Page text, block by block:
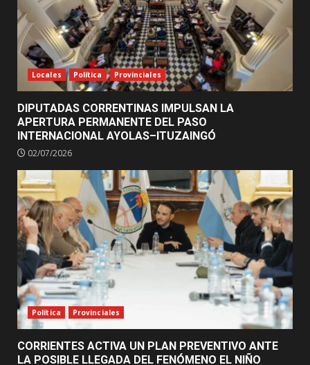
Locales Política Provinciales
DIPUTADAS CORRENTINAS IMPULSAN LA
APERTURA PERMANENTE DEL PASO
INTERNACIONAL AYOLAS–ITUZAINGÓ
02/07/2026
Política Provinciales
CORRIENTES ACTIVA UN PLAN PREVENTIVO ANTE
LA POSIBLE LLEGADA DEL FENÓMENO EL NIÑO